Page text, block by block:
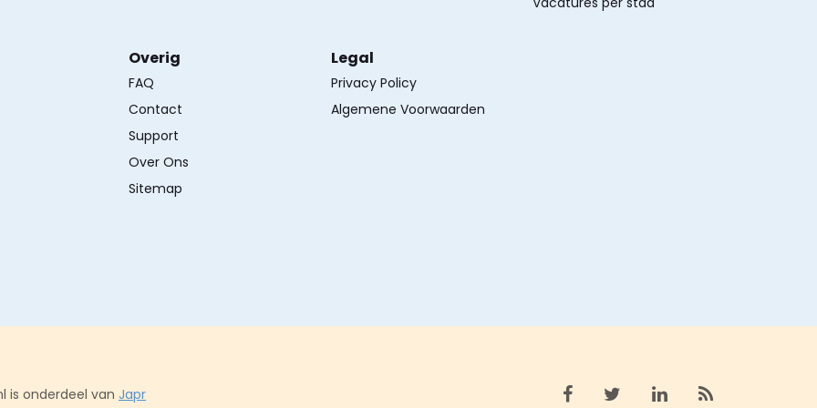
Overig
FAQ
Contact
Support
Over Ons
Sitemap
Legal
Privacy Policy
Algemene Voorwaarden
is onderdeel van Japr Bekijk facebook
Bekijk X (twitter)
Bekijk linkedin
Bekijk rss